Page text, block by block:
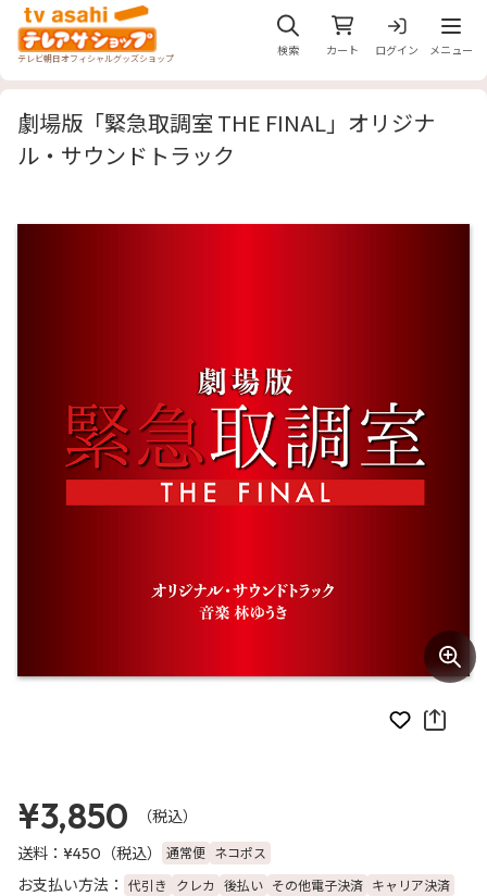
テレビ朝日オフィシャルグッズショップ
検索 カート ログイン
メニ
メニュー
お気に入り
劇場版「緊急取調室 THE FINAL」オリジナ
ル・サウンドトラック
¥3,850
（税込）
送料： ¥450 （税込） 通常便 ネコポス
お支払い方法： 代引き クレカ 後払い その他電子決済 キャリア決済